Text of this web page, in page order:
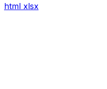
html xlsx